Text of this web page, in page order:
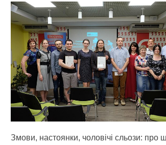
Змови, настоянки, чоловічі сльози: про